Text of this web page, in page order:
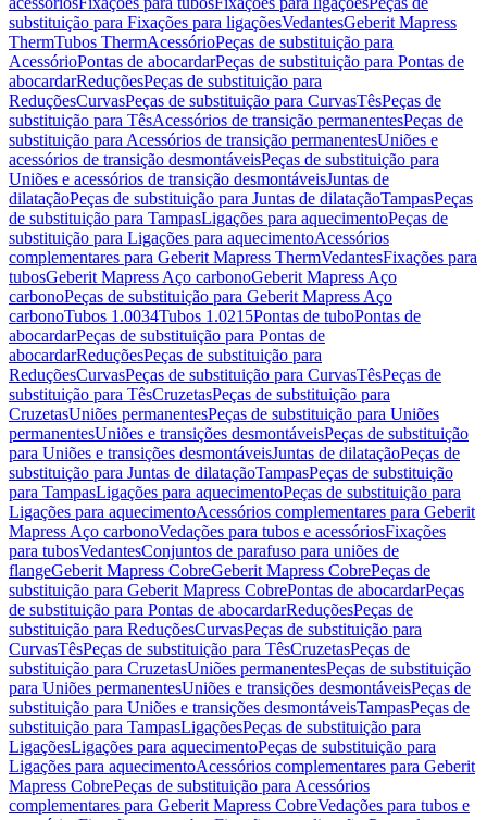
substituição para Fixações para ligaçõesVedantesGeberit Mapress
ThermTubos ThermAcessórioPeças de substituição para
AcessórioPontas de abocardarPeças de substituição para Pontas de
abocardarReduçõesPeças de substituição para
ReduçõesCurvasPeças de substituição para CurvasTêsPeças de
substituição para TêsAcessórios de transição permanentesPeças de
substituição para Acessórios de transição permanentesUniões e
acessórios de transição desmontáveisPeças de substituição para
Uniões e acessórios de transição desmontáveisJuntas de
dilataçãoPeças de substituição para Juntas de dilataçãoTampasPeças
de substituição para TampasLigações para aquecimentoPeças de
substituição para Ligações para aquecimentoAcessórios
complementares para Geberit Mapress ThermVedantesFixações para
tubosGeberit Mapress Aço carbonoGeberit Mapress Aço
carbonoPeças de substituição para Geberit Mapress Aço
carbonoTubos 1.0034Tubos 1.0215Pontas de tuboPontas de
abocardarPeças de substituição para Pontas de
abocardarReduçõesPeças de substituição para
ReduçõesCurvasPeças de substituição para CurvasTêsPeças de
substituição para TêsCruzetasPeças de substituição para
CruzetasUniões permanentesPeças de substituição para Uniões
permanentesUniões e transições desmontáveisPeças de substituição
para Uniões e transições desmontáveisJuntas de dilataçãoPeças de
substituição para Juntas de dilataçãoTampasPeças de substituição
para TampasLigações para aquecimentoPeças de substituição para
Ligações para aquecimentoAcessórios complementares para Geberit
Mapress Aço carbonoVedações para tubos e acessóriosFixações
para tubosVedantesConjuntos de parafuso para uniões de
flangeGeberit Mapress CobreGeberit Mapress CobrePeças de
substituição para Geberit Mapress CobrePontas de abocardarPeças
de substituição para Pontas de abocardarReduçõesPeças de
substituição para ReduçõesCurvasPeças de substituição para
CurvasTêsPeças de substituição para TêsCruzetasPeças de
substituição para CruzetasUniões permanentesPeças de substituição
para Uniões permanentesUniões e transições desmontáveisPeças de
substituição para Uniões e transições desmontáveisTampasPeças de
substituição para TampasLigaçõesPeças de substituição para
LigaçõesLigações para aquecimentoPeças de substituição para
Ligações para aquecimentoAcessórios complementares para Geberit
Mapress CobrePeças de substituição para Acessórios
complementares para Geberit Mapress CobreVedações para tubos e